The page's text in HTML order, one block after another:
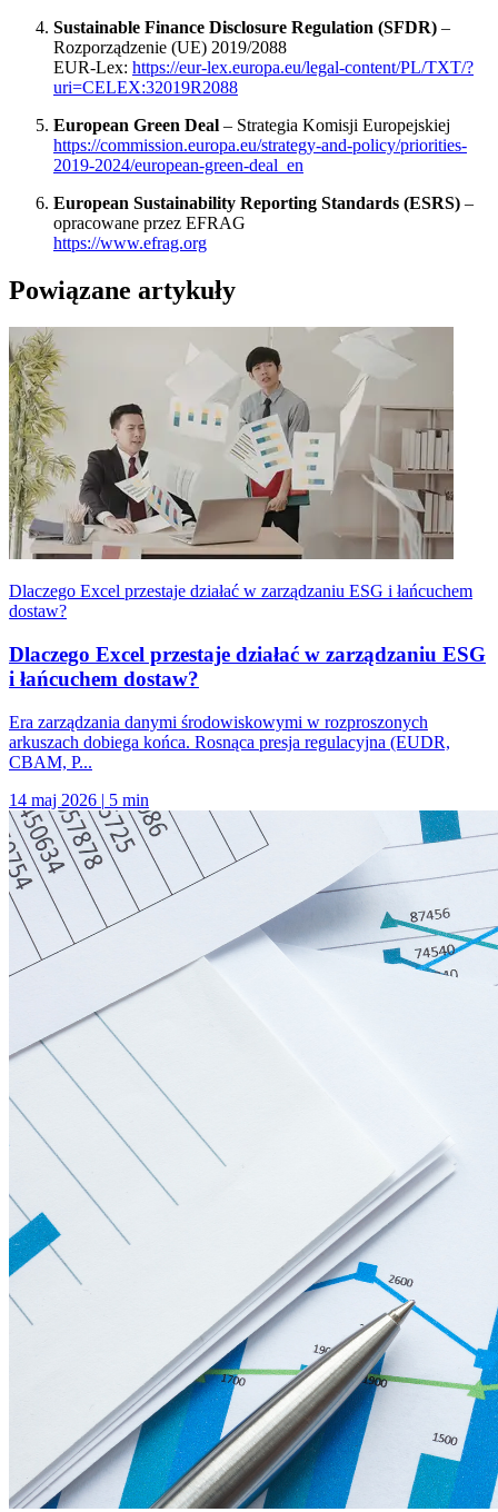
Sustainable Finance Disclosure Regulation (SFDR) –
Rozporządzenie (UE) 2019/2088
EUR-Lex: https://eur-lex.europa.eu/legal-content/PL/TXT/?
uri=CELEX:32019R2088
European Green Deal – Strategia Komisji Europejskiej
https://commission.europa.eu/strategy-and-policy/priorities-
2019-2024/european-green-deal_en
European Sustainability Reporting Standards (ESRS) –
opracowane przez EFRAG
https://www.efrag.org
Powiązane artykuły
Dlaczego Excel przestaje działać w zarządzaniu ESG i łańcuchem
dostaw?
Dlaczego Excel przestaje działać w zarządzaniu ESG
i łańcuchem dostaw?
Era zarządzania danymi środowiskowymi w rozproszonych
arkuszach dobiega końca. Rosnąca presja regulacyjna (EUDR,
CBAM, P...
14 maj 2026 | 5 min